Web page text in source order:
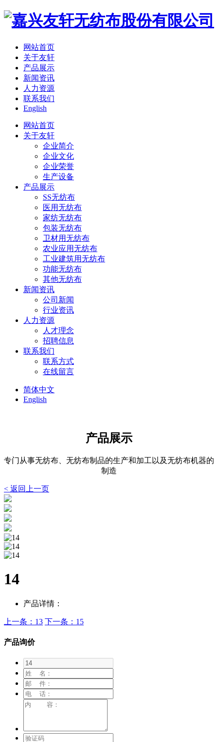
网站首页
关于友轩
产品展示
新闻资讯
人力资源
联系我们
English
网站首页
关于友轩
企业简介
企业文化
企业荣誉
生产设备
产品展示
SS无纺布
医用无纺布
家纺无纺布
包装无纺布
卫材用无纺布
农业应用无纺布
工业建筑用无纺布
功能无纺布
其他无纺布
新闻资讯
公司新闻
行业资讯
人力资源
人才理念
招聘信息
联系我们
联系方式
在线留言
简体中文
English
产品展示
专门从事无纺布、无纺布制品的生产和加工以及无纺布机器的
制造
< 返回上一页
14
产品详情：
上一条：13 下一条：15
产品询价